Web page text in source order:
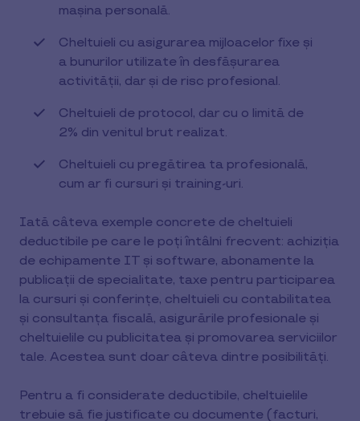
mașina personală.
Cheltuieli cu asigurarea mijloacelor fixe și
a bunurilor utilizate în desfășurarea
activității, dar și de risc profesional.
Cheltuieli de protocol, dar cu o limită de
2% din venitul brut realizat.
Cheltuieli cu pregătirea ta profesională,
cum ar fi cursuri și training-uri.
Iată câteva exemple concrete de cheltuieli
deductibile pe care le poți întâlni frecvent: achiziția
de echipamente IT și software, abonamente la
publicații de specialitate, taxe pentru participarea
la cursuri și conferințe, cheltuieli cu contabilitatea
și consultanța fiscală, asigurările profesionale și
cheltuielile cu publicitatea și promovarea serviciilor
tale. Acestea sunt doar câteva dintre posibilități.
Pentru a fi considerate deductibile, cheltuielile
trebuie să fie justificate cu documente (facturi,